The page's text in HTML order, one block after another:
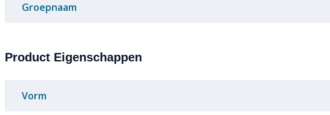
Groepnaam
Product Eigenschappen
Vorm